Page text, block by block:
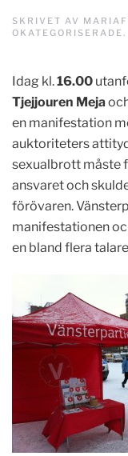
SKRIVET AV MARIAF
OKATEGORISERADE.
Idag kl.16.00
Tjejjouren Meja
en manifestation
auktoriteters
sexualbrott måste
ansvaret och
förövaren.
manifestationen
en bland flera